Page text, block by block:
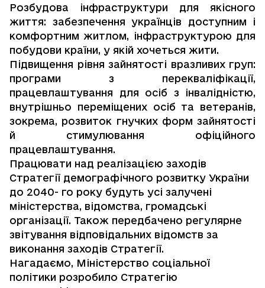
Розбудова інфраструктури для якісного
життя: забезпечення українців доступним і
комфортним житлом, інфраструктурою для
побудови країни, у якій хочеться жити.
Підвищення рівня зайнятості вразливих груп:
програми з перекваліфікації,
працевлаштування для осіб з інвалідністю,
внутрішньо переміщених осіб та ветеранів,
зокрема, розвиток гнучких форм зайнятості
й стимулювання офіційного
працевлаштування.
Працювати над реалізацією заходів
Стратегії демографічного розвитку України
до 2040- го року будуть усі залучені
міністерства, відомства, громадські
організації. Також передбачено регулярне
звітування відповідальних відомств за
виконання заходів Стратегії.
Нагадаємо, Міністерство соціальної
політики розробило Стратегію